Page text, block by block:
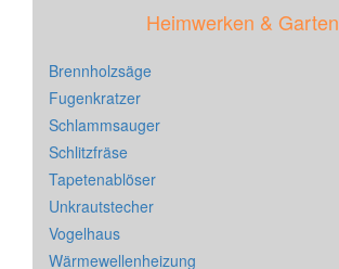
Heimwerken & Garten
Brennholzsäge
Fugenkratzer
Schlammsauger
Schlitzfräse
Tapetenablöser
Unkrautstecher
Vogelhaus
Wärmewellenheizung